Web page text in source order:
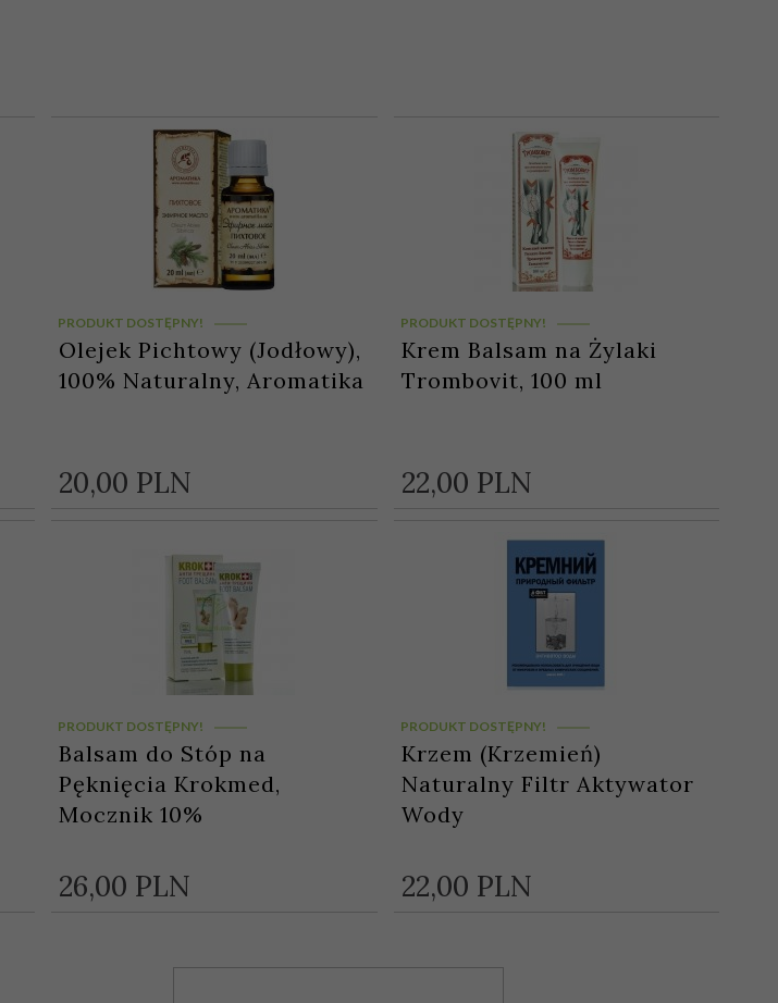
PRODUKT DOSTĘPNY!
Olejek Pichtowy (Jodłowy),
100% Naturalny, Aromatika
20,00 PLN
PRODUKT DOSTĘPNY!
Krem Balsam na Żylaki
Trombovit, 100 ml
22,00 PLN
PRODUKT DOSTĘPNY!
Balsam do Stóp na
Pęknięcia Krokmed,
Mocznik 10%
26,00 PLN
PRODUKT DOSTĘPNY!
Krzem (Krzemień)
Naturalny Filtr Aktywator
Wody
22,00 PLN